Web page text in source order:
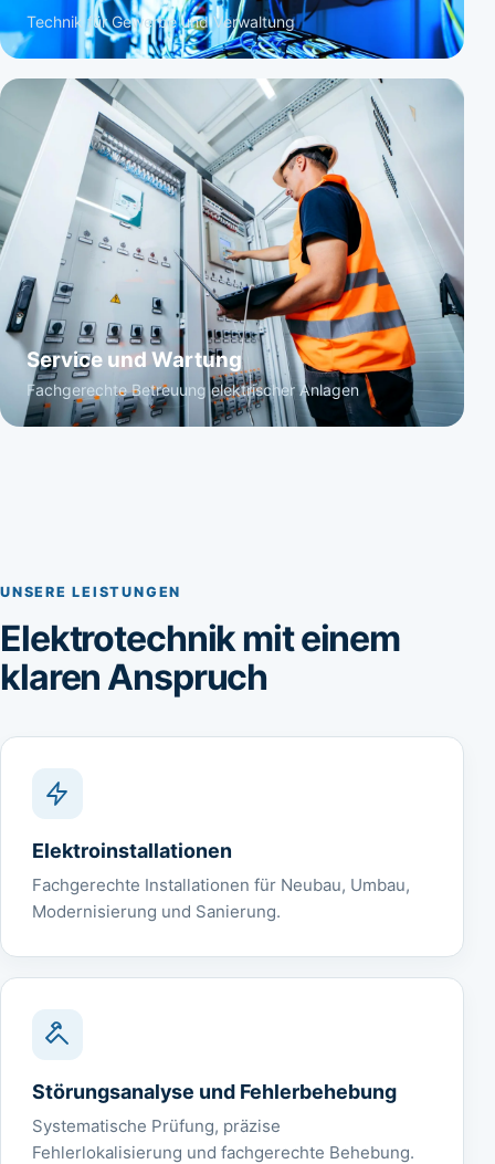
Technik für Gewerbe und Verwaltung
Service und Wartung
Fachgerechte Betreuung elektrischer Anlagen
UNSERE LEISTUNGEN
Elektrotechnik mit einem
klaren Anspruch
Elektroinstallationen
Fachgerechte Installationen für Neubau, Umbau,
Modernisierung und Sanierung.
Störungsanalyse und Fehlerbehebung
Systematische Prüfung, präzise
Fehlerlokalisierung und fachgerechte Behebung.